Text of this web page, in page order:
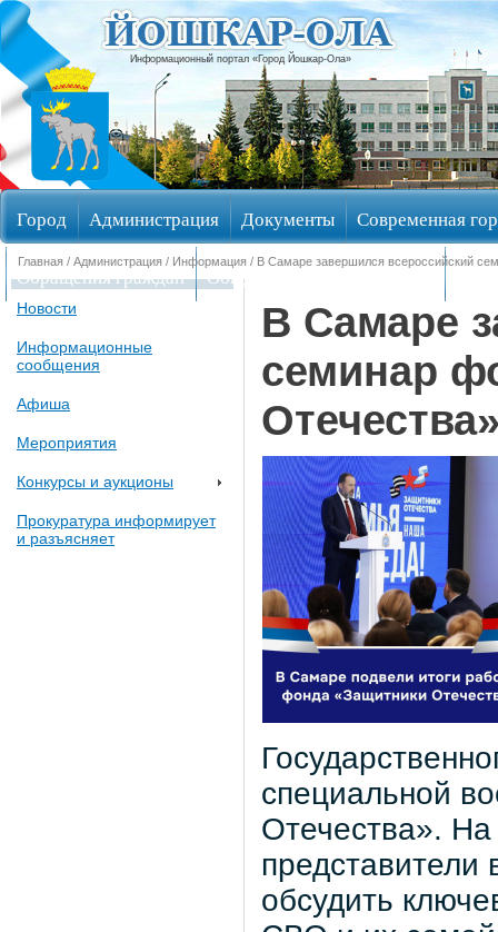
Информационный портал «Город Йошкар-Ола»
Город Администрация Документы Современная
Обращения граждан Общественные обсуждения
Главная / Администрация / Информация / В Самаре завершился всероссийский
Новости
Информационные
сообщения
Афиша
Мероприятия
Конкурсы и аукционы
Прокуратура информирует
и разъясняет
В Самаре
семинар
специальной
Отечества».
представители
обсудить